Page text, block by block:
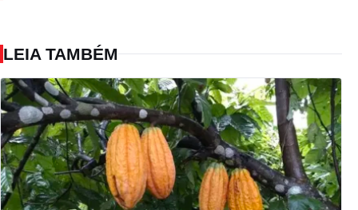
LEIA TAMBÉM